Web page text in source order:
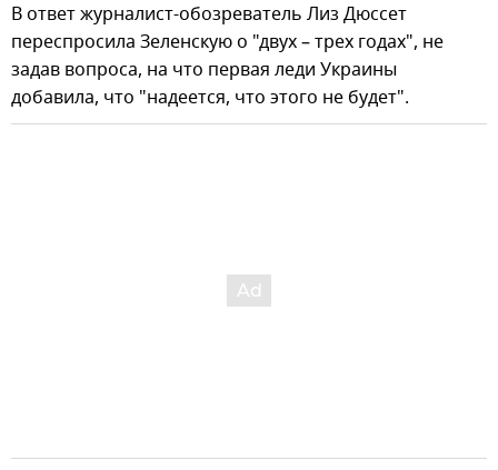
В ответ журналист-обозреватель Лиз Дюссет
переспросила Зеленскую о "двух – трех годах", не
задав вопроса, на что первая леди Украины
добавила, что "надеется, что этого не будет".